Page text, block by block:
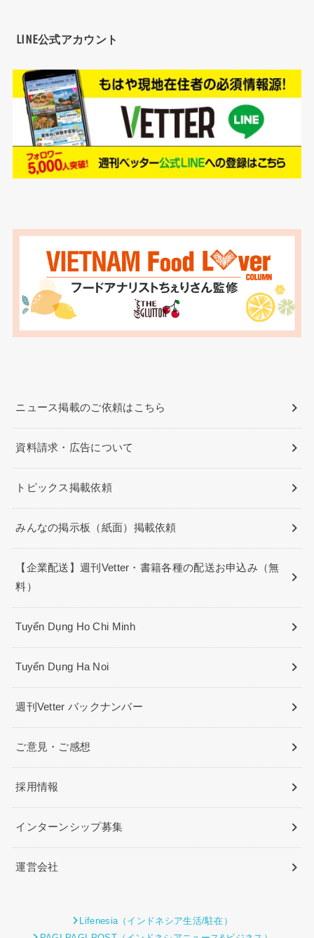
LINE公式アカウント
ニュース掲載のご依頼はこちら
資料請求・広告について
トピックス掲載依頼
みんなの掲示板（紙面）掲載依頼
【企業配送】週刊Vetter・書籍各種の配送お申込み（無
料）
Tuyển Dụng Ho Chi Minh
Tuyển Dụng Ha Noi
週刊Vetter バックナンバー
ご意見・ご感想
採用情報
インターンシップ募集
運営会社
Lifenesia（インドネシア生活/駐在）